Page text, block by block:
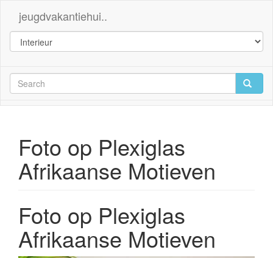
jeugdvakantiehui..
Foto op Plexiglas
Afrikaanse Motieven
Foto op Plexiglas
Afrikaanse Motieven